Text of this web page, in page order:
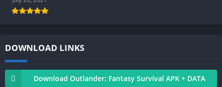
DOWNLOAD LINKS
Download Outlander: Fantasy Survival APK + DATA